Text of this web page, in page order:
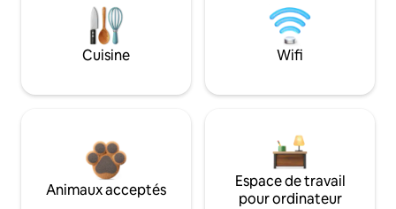
Cuisine Wifi
Animaux acceptés
Espace de travail
pour ordinateur